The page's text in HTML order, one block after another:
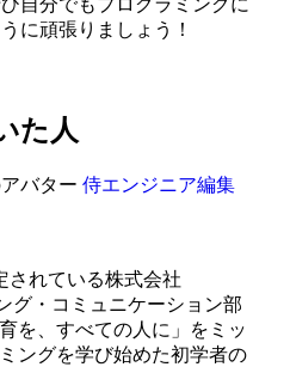
自分でもプログラミングに
に頑張りましょう！
た人
侍エンジニア編集
されている株式会社
グ・コミュニケーション部
を、すべての人に」をミッ
ングを学び始めた初学者の